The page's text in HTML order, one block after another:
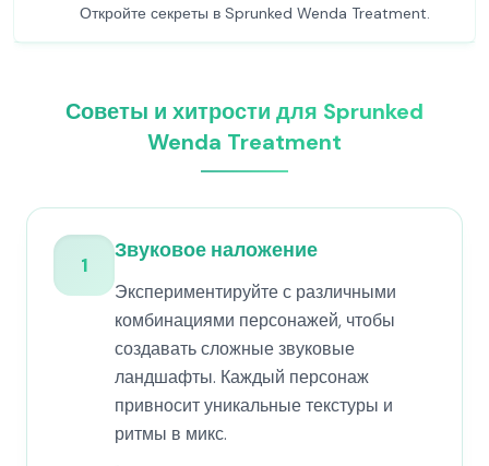
Откройте секреты в Sprunked Wenda Treatment.
Советы и хитрости для Sprunked
Wenda Treatment
1
Звуковое наложение
Экспериментируйте с различными
комбинациями персонажей, чтобы
создавать сложные звуковые
ландшафты. Каждый персонаж
привносит уникальные текстуры и
ритмы в микс.